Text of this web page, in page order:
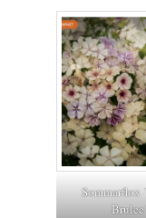
Sommarflox